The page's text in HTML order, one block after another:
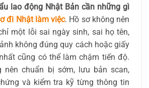
lao động Nhật Bản cần những gì
đi Nhật làm việc. Hồ sơ không nên
một lỗi sai ngày sinh, sai họ tên,
không đúng quy cách hoặc giấy
cũng có thể làm chậm tiến độ.
nên chuẩn bị sớm, lưu bản scan,
và kiểm tra kỹ từng thông tin